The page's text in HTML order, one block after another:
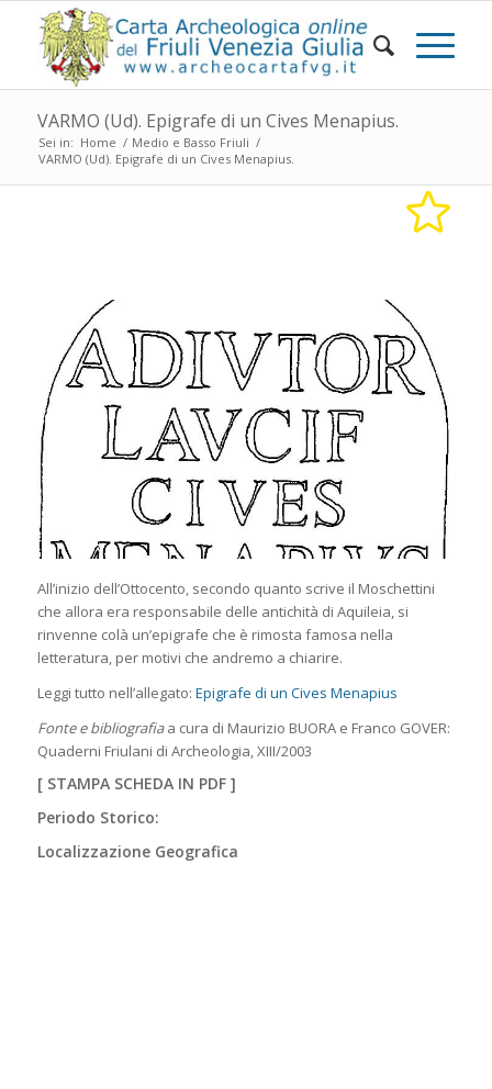
VARMO (Ud). Epigrafe di un Cives Menapius.
Sei in: Home / Medio e Basso Friuli /
VARMO (Ud). Epigrafe di un Cives Menapius.
All’inizio dell’Ottocento, secondo quanto scrive il Moschettini
che allora era responsabile delle antichità di Aquileia, si
rinvenne colà un’epigrafe che è rimosta famosa nella
letteratura, per motivi che andremo a chiarire.
Leggi tutto nell’allegato: Epigrafe di un Cives Menapius
Fonte e bibliografiaa cura di Maurizio BUORA e Franco GOVER:
Quaderni Friulani di Archeologia, XIII/2003
[ STAMPA SCHEDA IN PDF]
Periodo Storico:
Localizzazione Geografica